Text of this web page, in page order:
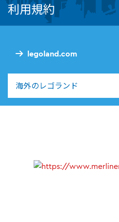
legoland.com
海外のレゴランド
利用規約